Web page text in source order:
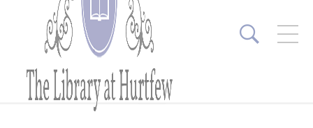
Lectures 2022
6 janvier 2022 0 Comments
Lectures 2021